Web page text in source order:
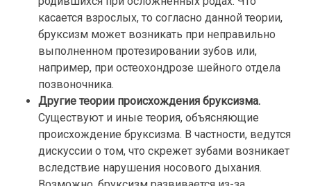
касается взрослых, то согласно данной теории,
бруксизм может возникать при неправильно
выполненном протезировании зубов или,
например, при остеохондрозе шейного отдела
позвоночника.
Другие теории происхождения бруксизма.
Существуют и иные теория, объясняющие
происхождение бруксизма. В частности, ведутся
дискуссии о том, что скрежет зубами возникает
вследствие нарушения носового дыхания.